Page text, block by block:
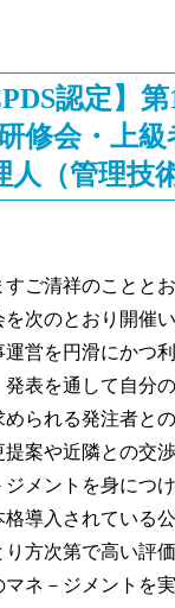
認定】
修会・上
人（管理技
清祥のこととお
次のとおり開催
営を円滑にかつ
表を通して自分
められる発注者と
案や近隣との交
メントを身につ
導入されている
り方次第で高い評
ネ－ジメントを